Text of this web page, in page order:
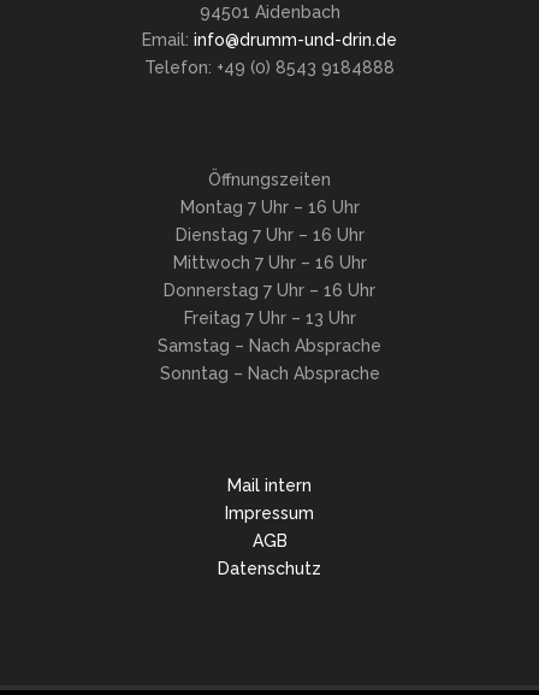
94501 Aidenbach
Email: info@drumm-und-drin.de
Telefon: +49 (0) 8543 9184888
Öffnungszeiten
Montag 7 Uhr – 16 Uhr
Dienstag 7 Uhr – 16 Uhr
Mittwoch 7 Uhr – 16 Uhr
Donnerstag 7 Uhr – 16 Uhr
Freitag 7 Uhr – 13 Uhr
Samstag – Nach Absprache
Sonntag – Nach Absprache
Mail intern
Impressum
AGB
Datenschutz